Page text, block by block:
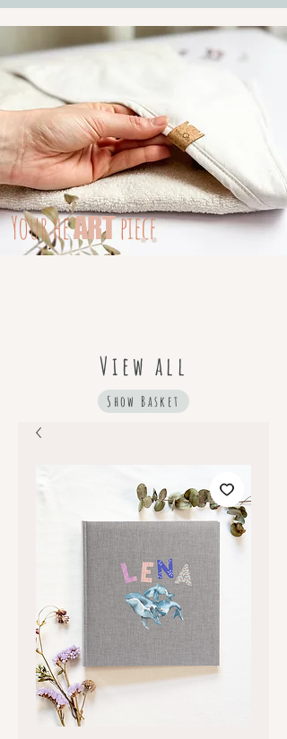
YourheARTpiece
View all
Show Basket